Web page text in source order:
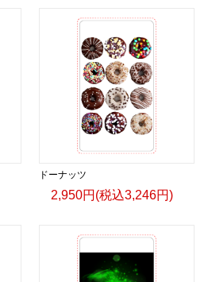
ドーナッツ
2,950円(税込3,246円)